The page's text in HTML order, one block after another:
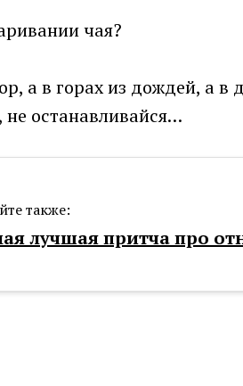
чая?
а в горах из дождей, а
останавливайся…
также:
лучшая притча про